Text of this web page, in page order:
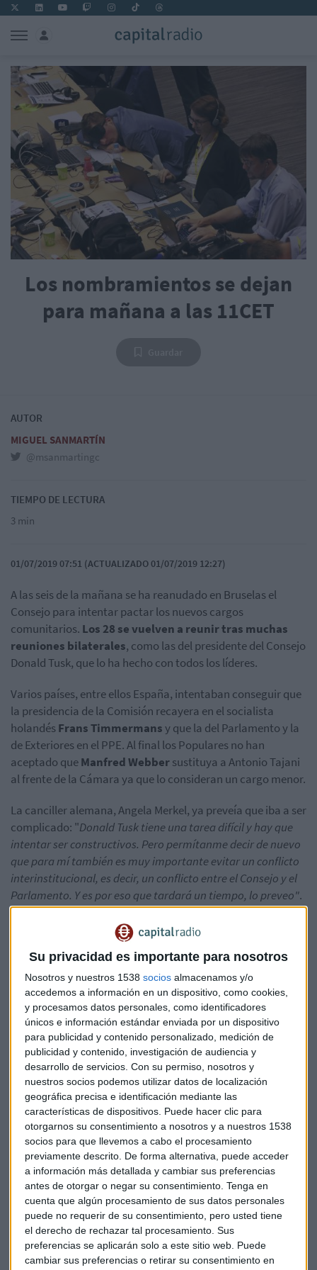
Su privacidad es importante para nosotros
Nosotros y nuestros 1538 socios almacenamos y/o
accedemos a información en un dispositivo, como cookies,
y procesamos datos personales, como identificadores
únicos e información estándar enviada por un dispositivo
para publicidad y contenido personalizado, medición de
publicidad y contenido, investigación de audiencia y
desarrollo de servicios. Con su permiso, nosotros y
nuestros socios podemos utilizar datos de localización
geográfica precisa e identificación mediante las
características de dispositivos. Puede hacer clic para
otorgarnos su consentimiento a nosotros y a nuestros 1538
socios para que llevemos a cabo el procesamiento
previamente descrito. De forma alternativa, puede acceder
a información más detallada y cambiar sus preferencias
antes de otorgar o negar su consentimiento. Tenga en
cuenta que algún procesamiento de sus datos personales
puede no requerir de su consentimiento, pero usted tiene
el derecho de rechazar tal procesamiento. Sus
preferencias se aplicarán solo a este sitio web. Puede
cambiar sus preferencias o retirar su consentimiento en
Los nombramientos se dejan
para mañana a las 11CET
AUTOR
MIGUEL SANMARTÍN
@msanmartingc
TIEMPO DE LECTURA
3 min
01/07/2019 07:51 (ACTUALIZADO 01/07/2019 12:27)
A las seis de la mañana se ha reanudado en Bruselas el
Consejo para intentar pactar los nuevos cargos
comunitarios. Los 28 se vuelven a reunir tras muchas
reuniones bilaterales, como las del presidente del Consejo
Donald Tusk, que lo ha hecho con todos los líderes.
Varios países, entre ellos España, intentaban conseguir que
la presidencia de la Comisión recayera en el socialista
holandésFrans Timmermansy que la del Parlamento y la
de Exteriores en el PPE. Al final los Populares no han
aceptado queManfred Webbersustituya a Antonio Tajani
al frente de la Cámara ya que lo consideran un cargo menor.
La canciller alemana, Angela Merkel, ya preveía que iba a ser
complicado: "Donald Tusk tiene una tarea difícil y hay que
intentar ser constructivos. Pero permítanme decir de nuevo
que para mí también es muy importante evitar un conflicto
interinstitucional, es decir, un conflicto entre el Consejo y el
Parlamento. Y es por eso que tardará un tiempo, lo preveo".
El Consejo comenzaba con casi tres horas y media de
Los populares que más se oponen a que
Timmermanspresida la comisión destacan el primer
ministro irlandés, Leo Varadkar, y el húngaro, Viktor Orbán.
Además del llamado grupo de Visegrado: Polonia, Hungría,
la República Checa y Eslovaquia. Bulgaria ha sido otro de
los que se oponen a que el candidato socialista sea el
presidente del Ejecutivo comunitario.
En su punto de mira están losprocedimientos de
infracciónabiertos por la Comisión contra estos países,
especialmente por su rechazo a respetar las cuotas del
reparto de refugiados, y, en el caso de Polonia, el
procedimiento abierto por su controvertida reforma
judicial.
De no llegar a un pacto este domingo, los líderes podrían
verse de nuevo el
15 de julio
, según fuentes diplomáticas,
pero se exponen a dejar las riendas del reparto de altos
cargos a la Eurocámara, que escoge a su presidente el
próximo miércoles.